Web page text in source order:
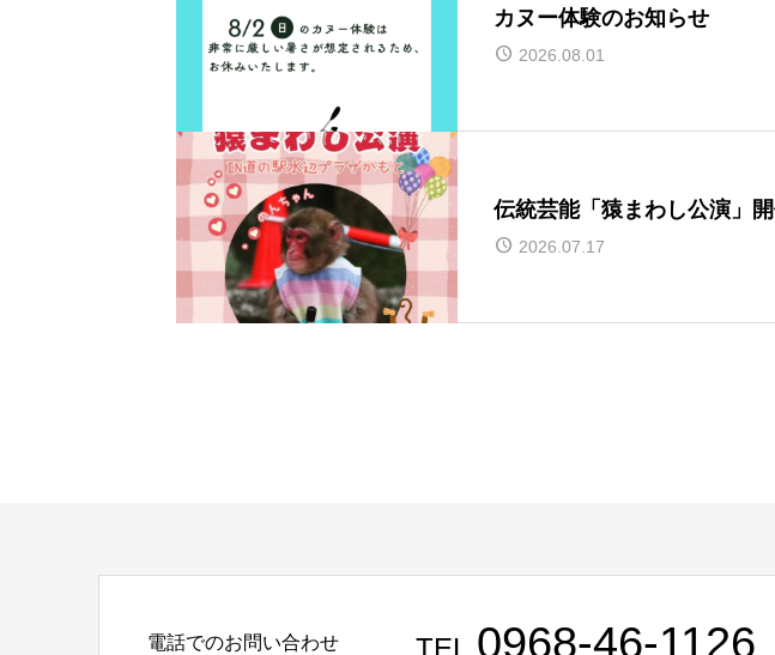
カヌー体験のお知らせ
2026.08.01
伝統芸能「猿まわし公演」開
2026.07.17
電話でのお問い合わせ 0968-46-1126